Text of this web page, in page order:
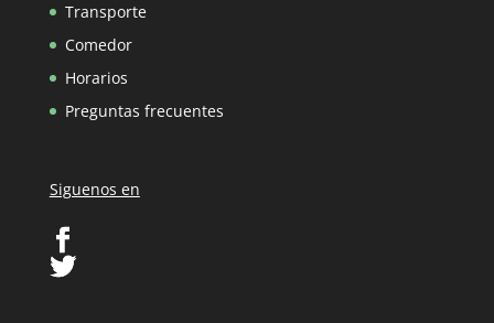
Transporte
Comedor
Horarios
Preguntas frecuentes
Siguenos en